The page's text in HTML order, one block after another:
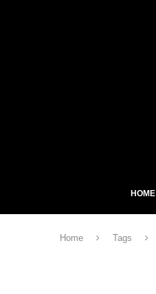
HOME
Home Tags